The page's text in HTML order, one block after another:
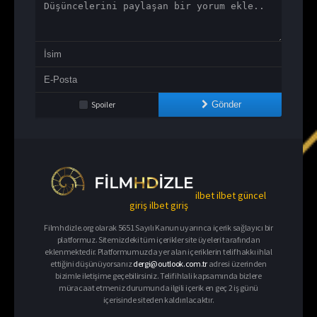
Spoiler Gönder
ilbetilbet güncel
girişilbet giriş
Filmhdizle.org olarak 5651 Sayılı Kanun uyarınca içerik sağlayıcı bir
platformuz. Sitemizdeki tüm içerikler site üyeleri tarafından
eklenmektedir. Platformumuzda yer alan içeriklerin telif hakkı ihlal
ettiğini düşünüyorsanızdergi@outlook.com.tr adresi üzerinden
bizimle iletişime geçebilirsiniz. Telif ihlali kapsamında bizlere
müracaat etmeniz durumunda ilgili içerik en geç 2 iş günü
içerisinde siteden kaldırılacaktır.